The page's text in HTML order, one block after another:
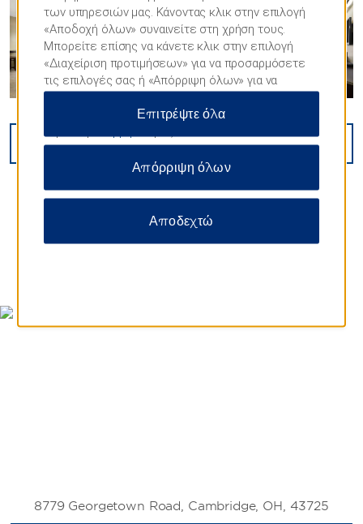
VIEW16PHOTOS
8779 Georgetown Road, Cambridge, OH, 43725
των υπηρεσιών μας. Κάνοντας κλικ στην επιλογή
«Αποδοχή όλων» συναινείτε στη χρήση τους.
Μπορείτε επίσης να κάνετε κλικ στην επιλογή
«Διαχείριση προτιμήσεων» για να προσαρμόσετε
τις επιλογές σας ή «Απόρριψη όλων» για να
επιτρέψετε μόνο απαραίτητα cookies. Για
περισσότερες πληροφορίες, επισκεφθείτε τη
Επιτρέψτε όλα
Απόρριψη όλων
Αποδεχτώ